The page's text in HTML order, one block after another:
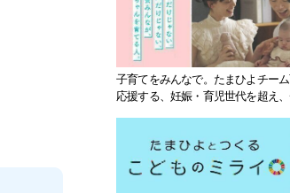
子育てをみんなで。たまひよチー
応援する、妊娠・育児世代を超え